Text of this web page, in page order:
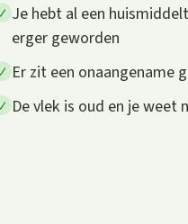
Je hebt al een
erger geworden
Er zit een onaangename
De vlek is oud en je weet